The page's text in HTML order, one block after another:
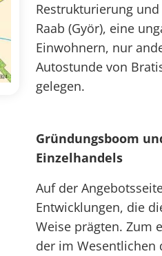
Restrukturierung
Raab (Györ), eine
Einwohnern, nur
Autostunde von
gelegen.
Gründungsboom
Einzelhandels
Auf der
Entwicklungen, die
Weise prägten. Zum
der im Wesentlichen